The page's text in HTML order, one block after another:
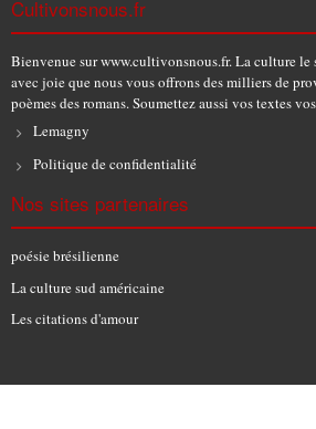
Cultivonsnous.fr
Bienvenue sur www.cultivonsnous.fr. La culture le
avec joie que nous vous offrons des milliers de
poèmes des romans. Soumettez aussi vos textes
Lemagny
Politique de confidentialité
Nos sites partenaires
poésie brésilienne
La culture sud américaine
Les citations d'amour